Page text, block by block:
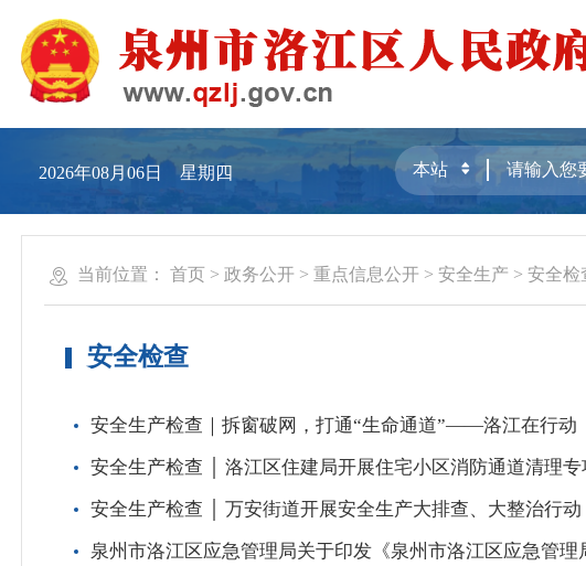
2026年08月06日 星期四
当前位置： 首页 >政务公开 >重点信息公开 >安全生产 >安全检
安全检查
安全生产检查｜拆窗破网，打通“生命通道”——洛江在行动
安全生产检查 │ 洛江区住建局开展住宅小区消防通道清理
安全生产检查 │ 万安街道开展安全生产大排查、大整治行动
泉州市洛江区应急管理局关于印发《泉州市洛江区应急管